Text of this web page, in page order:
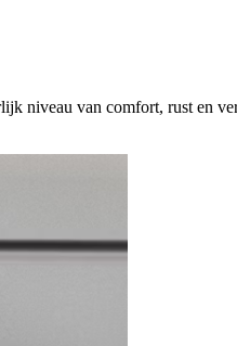
niveau van comfort, rust en